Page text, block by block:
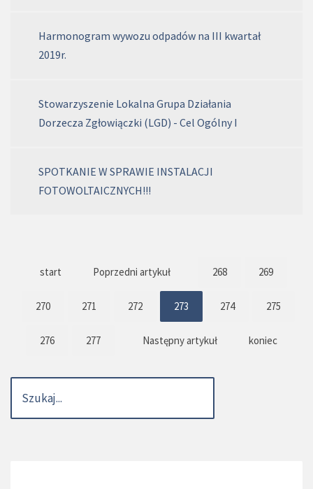
Harmonogram wywozu odpadów na III kwartał
2019r.
Stowarzyszenie Lokalna Grupa Działania
Dorzecza Zgłowiączki (LGD) - Cel Ogólny I
SPOTKANIE W SPRAWIE INSTALACJI
FOTOWOLTAICZNYCH!!!
start Poprzedni artykuł 268 269
270 271 272 273 274 275
276 277 Następny artykuł koniec